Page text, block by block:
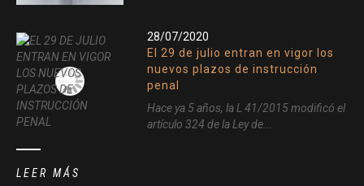
28/07/2020
El 29 de julio entran en vigor los
nuevos plazos de instrucción
penal
Hace ya 5 años, la L 41/2015 modificó el
artículo 324 de la Ley de...
LEER MÁS